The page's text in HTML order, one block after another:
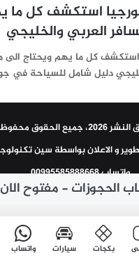
استكشف كل ما
العربي والخليجي
كل ما يهم ويحتاج الى
دليل شامل للسياحة في
الحقوق محفوظة
و الاعلان بواسطة سين
واتساب 00995585888668
بكجات سيارات واتساب
الحجوزات - مفتوح الان